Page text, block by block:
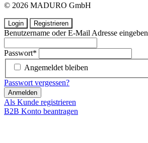
© 2026 MADURO GmbH
Login Registrieren
Benutzername oder E-Mail Adresse eingeben
Passwort*
Angemeldet bleiben
Passwort vergessen?
Anmelden
Als Kunde registrieren
B2B Konto beantragen